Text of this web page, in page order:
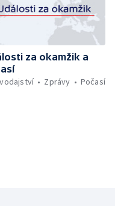
za okamžik a
Zprávy Počasí